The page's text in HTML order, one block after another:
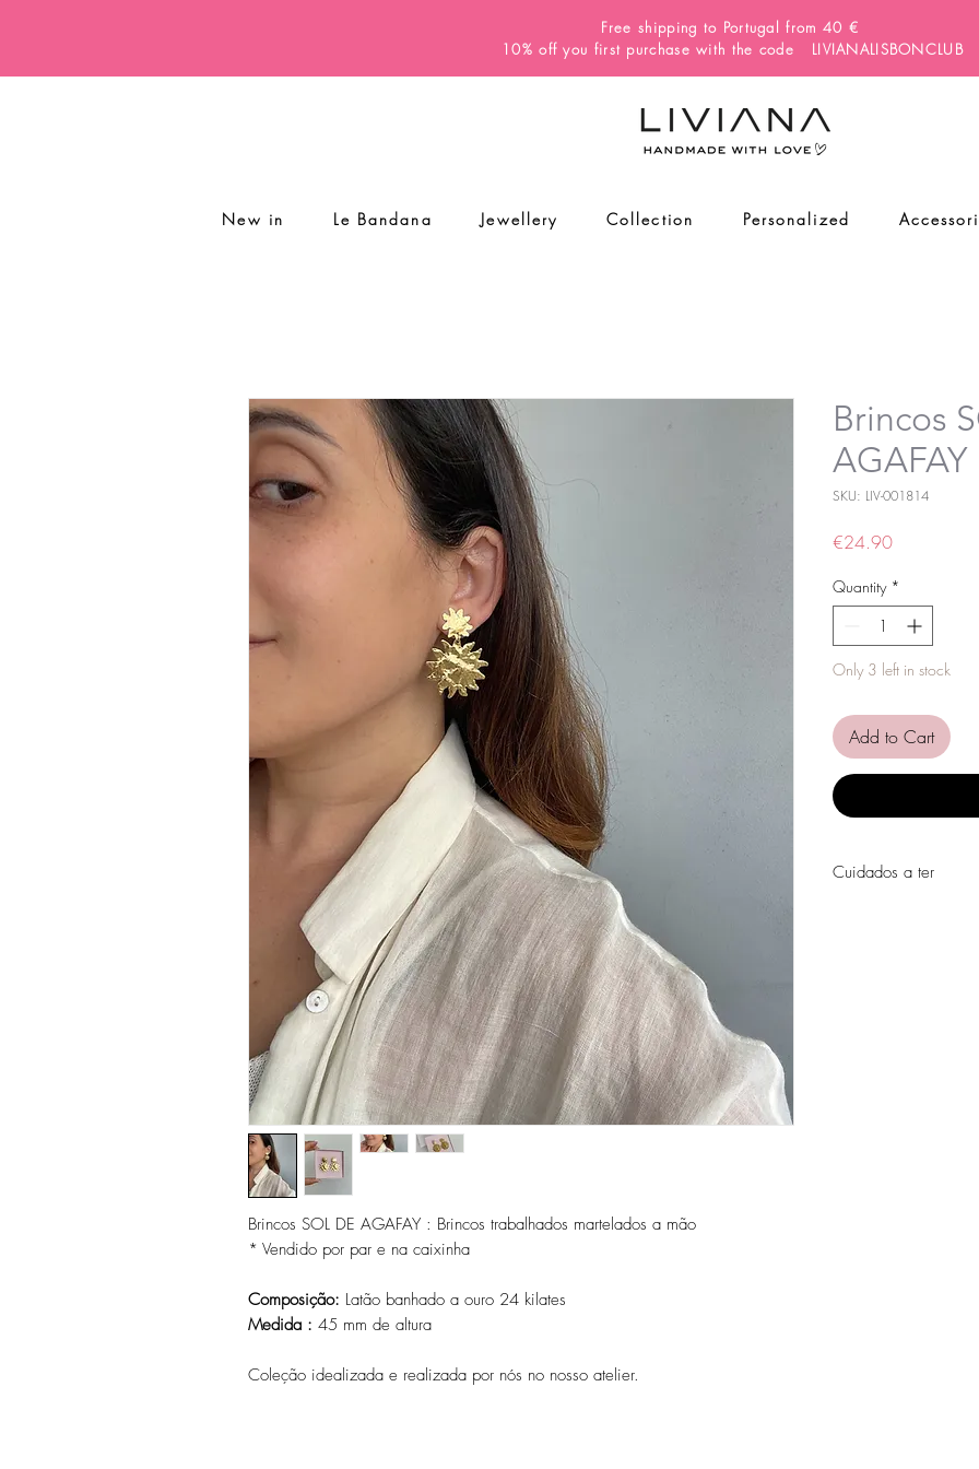
Free shipping to Portugal from 40 €
10% off you first purchase with the code LIVIANALISBONCLUB
New in Le Bandana Jewellery Collection Personalized
Brincos SOL DE AGAFAY : Brincos trabalhados martelados a mão
* Vendido por par e na caixinha
Composição: Latão banhado a ouro 24 kilates
Medida : 45 mm de altura
Coleção idealizada e realizada por nós no nosso atelier.
Brincos
AGAFAY
SKU: LIV-001814
€24.90Price
Quantity *
Only 3 left in stock
Add to Cart
Cuidados a ter